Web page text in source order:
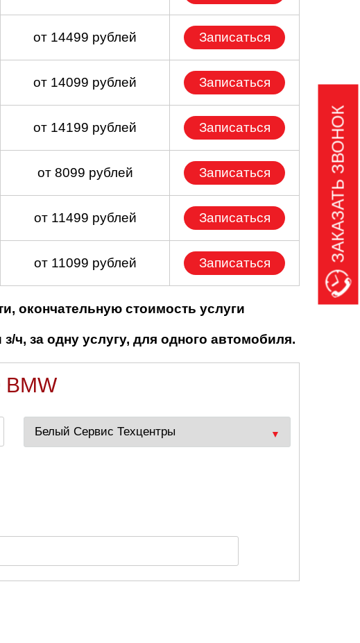
от 14499 рублей Записаться
от 14099 рублей Записаться
от 14199 рублей Записаться
от 8099 рублей Записаться
от 11499 рублей Записаться
от 11099 рублей Записаться
окончательную стоимость услуги
за одну услугу, для одного автомобиля.
ЗАКАЗАТЬ ЗВОНОК